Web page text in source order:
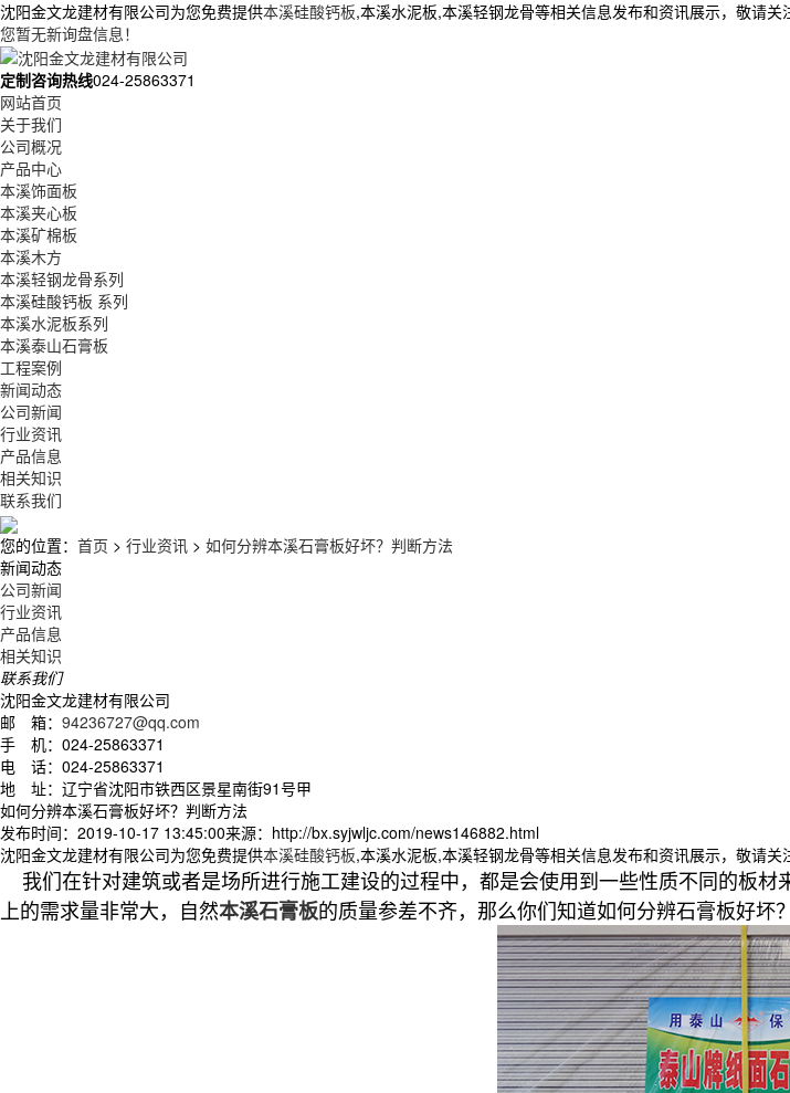
沈阳金文龙建材有限公司为您免费提供本溪硅酸钙板,本溪水泥板,本溪轻钢龙骨等相关信息发布和资讯展示，敬请关
您暂无新询盘信息！
定制咨询热线024-25863371
网站首页
关于我们
公司概况
产品中心
本溪饰面板
本溪夹心板
本溪矿棉板
本溪木方
本溪轻钢龙骨系列
本溪硅酸钙板 系列
本溪水泥板系列
本溪泰山石膏板
工程案例
新闻动态
公司新闻
行业资讯
产品信息
相关知识
联系我们
您的位置： 首页 > 行业资讯 > 如何分辨本溪石膏板好坏？判断方法
新闻动态
公司新闻
行业资讯
产品信息
相关知识
联系我们
沈阳金文龙建材有限公司
邮 箱： 94236727@qq.com
手 机：024-25863371
电 话：024-25863371
地 址：辽宁省沈阳市铁西区景星南街91号甲
如何分辨本溪石膏板好坏？判断方法
发布时间：2019-10-17 13:45:00来源：http://bx.syjwljc.com/news146882.html
沈阳金文龙建材有限公司为您免费提供本溪硅酸钙板,本溪水泥板,本溪轻钢龙骨等相关信息发布和资讯展示，敬请关
我们在针对建筑或者是场所进行施工建设的过程中，都是会使用到一些性质不同的板材
上的需求量非常大，自然本溪石膏板的质量参差不齐，那么你们知道如何分辨石膏板好坏？